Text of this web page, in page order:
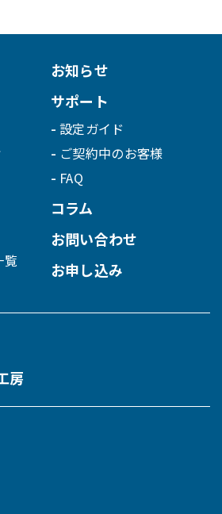
覧
お知らせ
サポート
設定ガイド
ご契約中のお客様
FAQ
コラム
お問い合わせ
お申し込み
房